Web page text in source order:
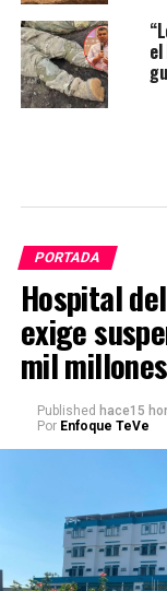
PORTADA
Hospital
exige
mil
Published hace15
Por Enfoque TeVe